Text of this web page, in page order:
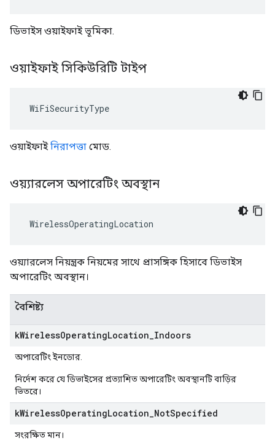
ডিভাইস ওয়াইফাই ভূমিকা.
ওয়াইফাই সিকিউরিটি টাইপ
WiFiSecurityType
ওয়াইফাইনিরাপত্তা মোড.
ওয়্যারলেস অপারেটিং অবস্থান
WirelessOperatingLocation
ওয়্যারলেস নিয়ন্ত্রক নিয়মের সাথে প্রাসঙ্গিক হিসাবে ডিভাইস
অপারেটিং অবস্থান।
বৈশিষ্ট্য
kWirelessOperatingLocation Indoors
অপারেটিং ইনডোর.
নির্দেশ করে যে ডিভাইসের প্রত্যাশিত অপারেটিং অবস্থানটি বাড়ির
ভিতরে।
kWirelessOperatingLocation NotSpecified
সংরক্ষিত মান।